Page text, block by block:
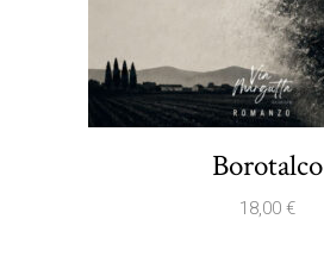
Borotalco
18,00 €